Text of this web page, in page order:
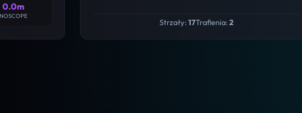
0.0m
NOSCOPE
Strzały:17Trafienia:2